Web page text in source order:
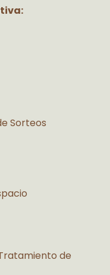
Sorteos
de